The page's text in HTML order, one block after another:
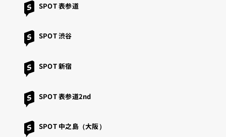
SPOT 表参道
SPOT 渋谷
SPOT 新宿
SPOT 表参道2nd
SPOT 中之島（大阪）